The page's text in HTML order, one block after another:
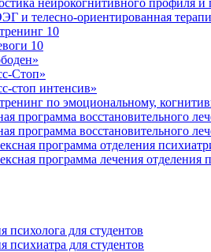
нейрокогнитивного профиля и
и телесно-ориентированная
10
10
Стоп»
стоп интенсив»
по эмоциональному,
программа восстановительного
программа восстановительного
программа отделения
программа лечения отделения
психолога для студентов
психиатра для студентов